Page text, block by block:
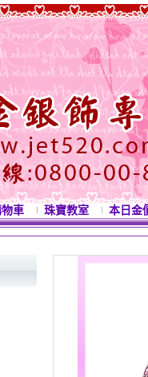
車 珠寶教室 本日金